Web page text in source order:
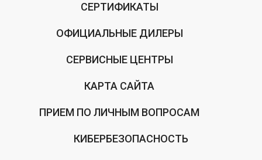
СЕРТИФИКАТЫ
ОФИЦИАЛЬНЫЕ ДИЛЕРЫ
СЕРВИСНЫЕ ЦЕНТРЫ
КАРТА САЙТА
ПРИЕМ ПО ЛИЧНЫМ ВОПРОСАМ
КИБЕРБЕЗОПАСНОСТЬ